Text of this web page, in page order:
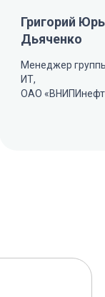
Григорий
Дьяченко
Менеджер
ИТ,
ОАО